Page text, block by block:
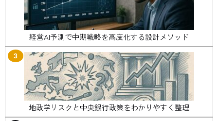
経営AI予測で中期戦略を高度化する設計メソッド
3
地政学リスクと中央銀行政策をわかりやすく整理